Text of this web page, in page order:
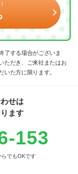
了する場合がございま
ただき、ご来社またはお
た方に限ります。
せは
ます
153
らでもOKです